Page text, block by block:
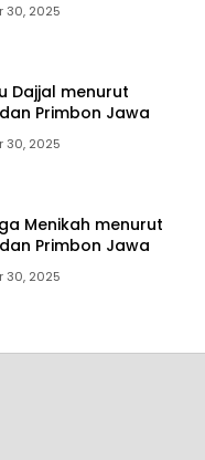
30, 2025
Dajjal menurut
Primbon Jawa
30, 2025
Menikah menurut
Primbon Jawa
30, 2025